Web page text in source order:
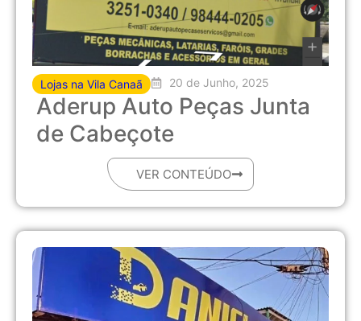
Lojas na Vila Canaã 20 de Junho, 2025
Aderup Auto Peças Junta
de Cabeçote
VER CONTEÚDO